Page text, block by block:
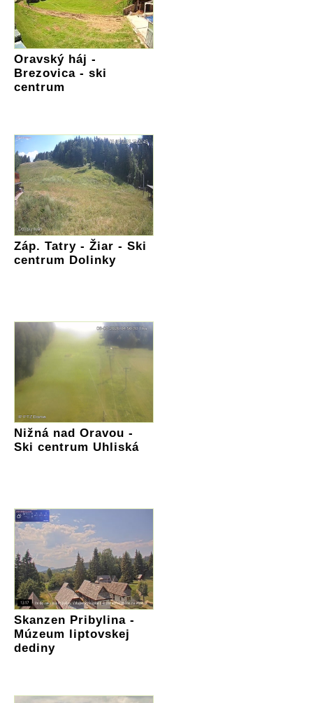
Oravský háj -
Brezovica - ski
centrum
Záp. Tatry - Žiar - Ski
centrum Dolinky
Nižná nad Oravou -
Ski centrum Uhliská
Skanzen Pribylina -
Múzeum liptovskej
dediny